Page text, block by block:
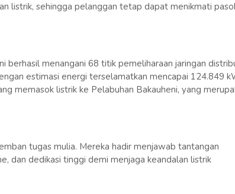
listrik, sehingga pelanggan tetap dapat menikmati
berhasil menangani 68 titik pemeliharaan jaringan
estimasi energi terselamatkan mencapai 124.849
memasok listrik ke Pelabuhan Bakauheni, yang
tugas mulia. Mereka hadir menjawab tantangan
dan dedikasi tinggi demi menjaga keandalan listrik